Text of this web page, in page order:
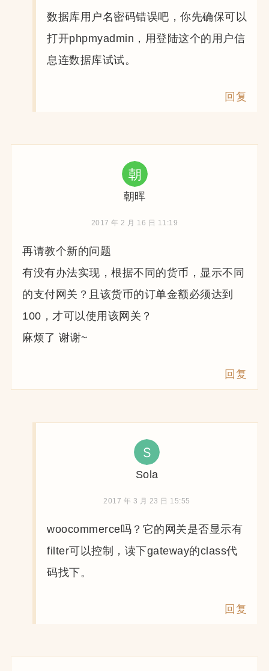
数据库用户名密码错误吧，你先确保可以
打开phpmyadmin，用登陆这个的用户信
息连数据库试试。
回复
朝晖
2017 年 2 月 16 日 11:19
再请教个新的问题
有没有办法实现，根据不同的货币，显示不同
的支付网关？且该货币的订单金额必须达到
100，才可以使用该网关？
麻烦了 谢谢~
回复
Sola
2017 年 3 月 23 日 15:55
woocommerce吗？它的网关是否显示有
filter可以控制，读下gateway的class代
码找下。
回复